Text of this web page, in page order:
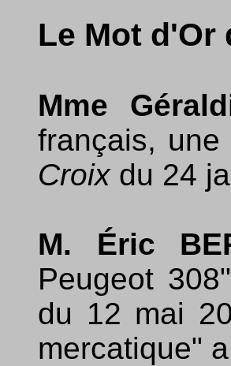
Le Mot d'Or
Mme
français,
Croixdu 24
M. Éric
Peugeot
du 12 mai
mercatique"